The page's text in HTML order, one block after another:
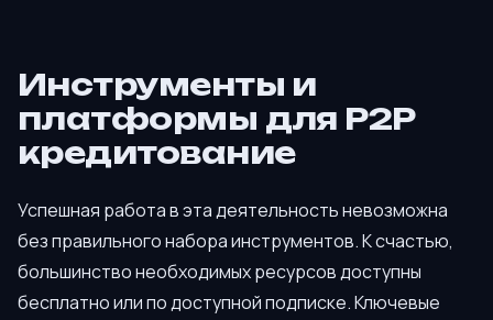
Инструменты и
платформы для P2P
кредитование
Успешная работа в эта деятельность невозможна
без правильного набора инструментов. К счастью,
большинство необходимых ресурсов доступны
бесплатно или по доступной подписке. Ключевые